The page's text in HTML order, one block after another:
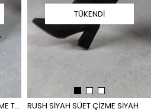
RUSH AÇIK KAHVE SÜET ÇİZME TÜTÜN
TÜKENDI
RUSH SİYAH SÜET ÇİZME SİYAH